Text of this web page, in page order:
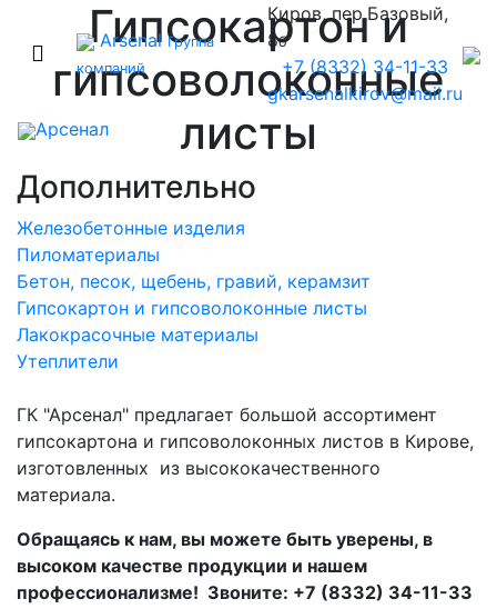
Arsenal Группа
компаний
Киров, пер.Базовый,
8б
+7 (8332) 34-11-33
gkarsenalkirov@mail.ru
Арсенал
Гипсокартон и
гипсоволоконные
листы
Дополнительно
Железобетонные изделия
Пиломатериалы
Бетон, песок, щебень, гравий, керамзит
Гипсокартон и гипсоволоконные листы
Лакокрасочные материалы
Утеплители
ГК "Арсенал" предлагает большой ассортимент
гипсокартона и гипсоволоконных листов в Кирове,
изготовленных из высококачественного
материала.
Обращаясь к нам, вы можете быть уверены, в
высоком качестве продукции и нашем
профессионализме! Звоните: +7 (8332) 34-11-33